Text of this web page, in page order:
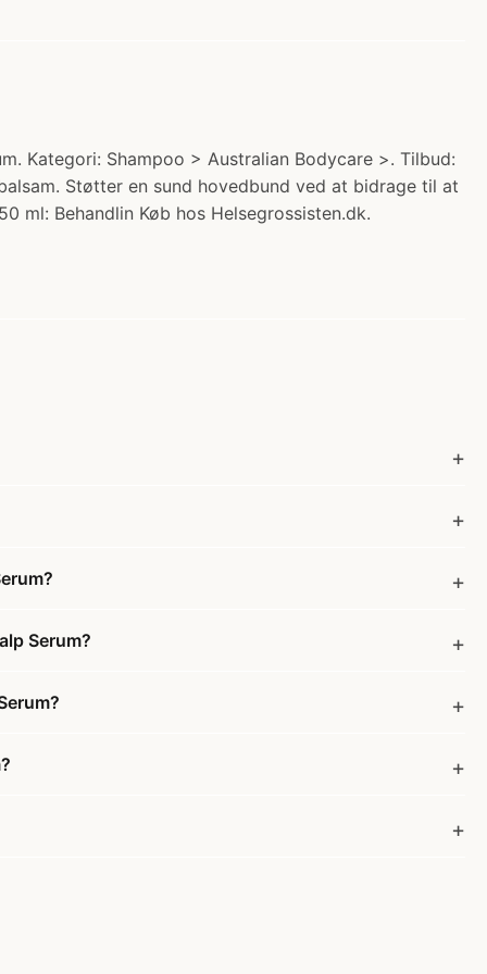
Kategori: Shampoo > Australian Bodycare >. Tilbud:
Støtter en sund hovedbund ved at bidrage til at
Behandlin Køb hos Helsegrossisten.dk.
Serum?